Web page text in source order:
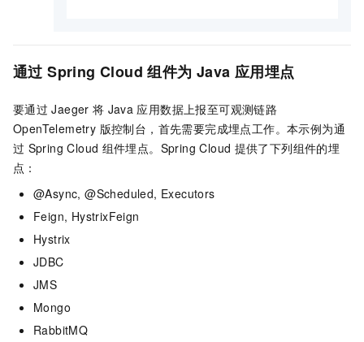
通过 Spring Cloud 组件为 Java 应用埋点
要通过 Jaeger 将 Java 应用数据上报至可观测链路
OpenTelemetry 版控制台，首先需要完成埋点工作。本示例为通
过 Spring Cloud 组件埋点。Spring Cloud 提供了下列组件的埋
点：
@Async, @Scheduled, Executors
Feign, HystrixFeign
Hystrix
JDBC
JMS
Mongo
RabbitMQ